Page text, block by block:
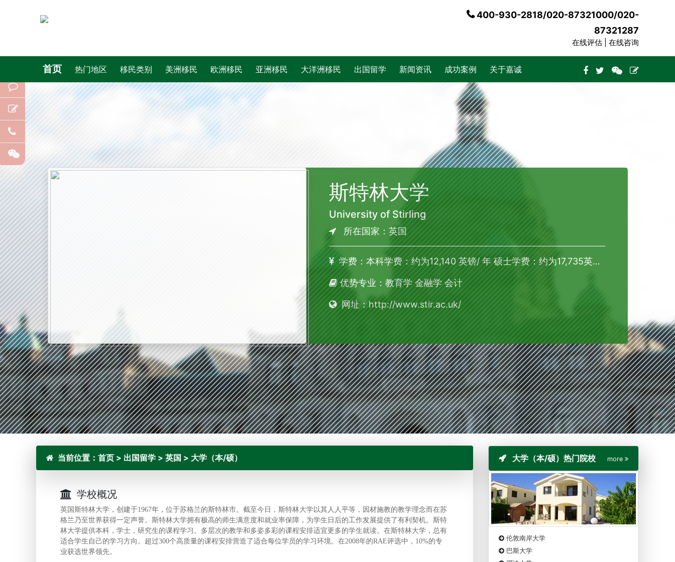
400-930-2818/020-87321000/020-
87321287
在线评估 | 在线咨询
首页 热门地区 移民类别 美洲移民 欧洲移民 亚洲移民 大洋洲移民 出国留学 新闻资讯 成功案例 关于嘉诚
斯特林大学
University of Stirling
所在国家：英国
学费：本科学费：约为12,140 英镑/ 年 硕士学费：约为17,735英镑/ 年
优势专业：教育学 金融学 会计
网址：http://www.stir.ac.uk/
当前位置： 首页 > 出国留学 > 英国 > 大学（本/硕）
学校概况
英国斯特林大学，创建于1967年，位于苏格兰的斯特林市。截至今日，斯特林大学以其人人平等，因材施教的教学理念而在苏
格兰乃至世界获得一定声誉。斯特林大学拥有极高的师生满意度和就业率保障，为学生日后的工作发展提供了有利契机。斯特
林大学提供本科，学士，研究生的课程学习。多层次的教学和多姿多彩的课程安排适宜更多的学生就读。在斯特林大学，总有
适合学生自己的学习方向。超过300个高质量的课程安排营造了适合每位学员的学习环境。在2008年的RAE评选中，10%的专
业获选世界领先。
大学（本/硕）热门院校 more
伦敦南岸大学
巴斯大学